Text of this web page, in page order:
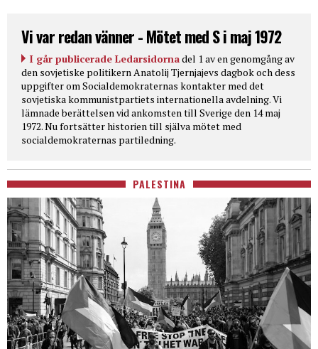
Vi var redan vänner - Mötet med S i maj 1972
I går publicerade Ledarsidornadel 1 av en genomgång av
den sovjetiske politikern Anatolij Tjernjajevs dagbok och dess
uppgifter om Socialdemokraternas kontakter med det
sovjetiska kommunistpartiets internationella avdelning. Vi
lämnade berättelsen vid ankomsten till Sverige den 14 maj
1972. Nu fortsätter historien till själva mötet med
socialdemokraternas partiledning.
PALESTINA